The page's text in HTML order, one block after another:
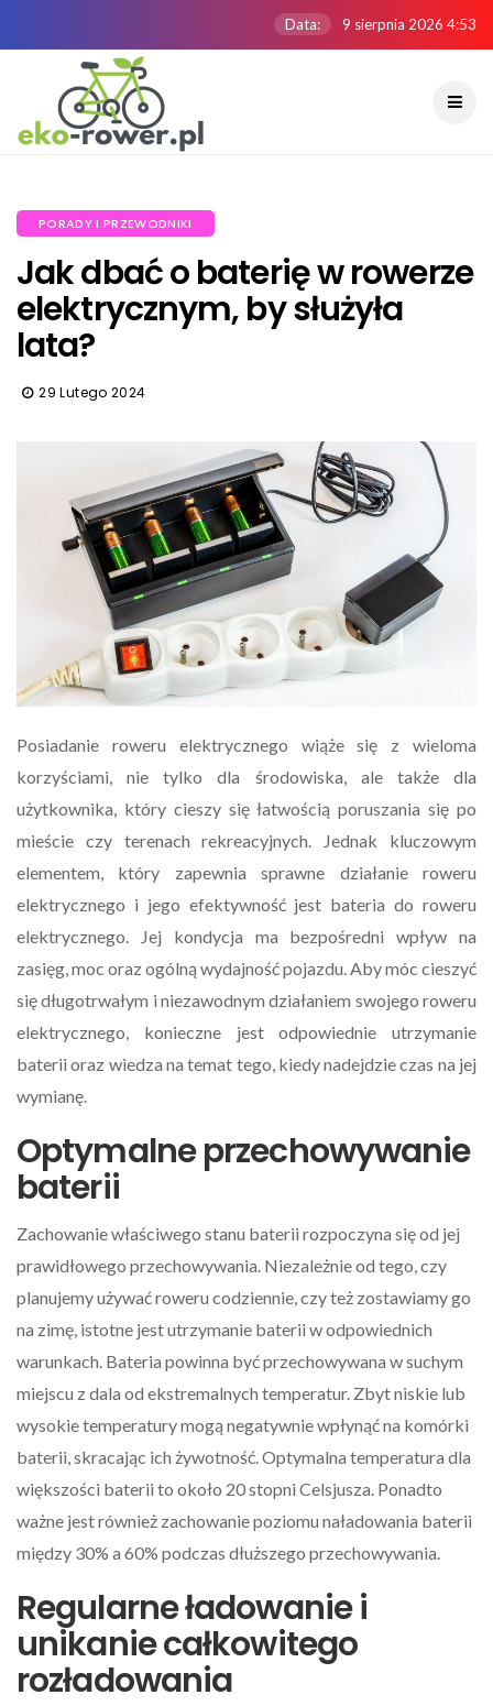
Data: 9 sierpnia 2026 4:53
PORADY I PRZEWODNIKI
Jak dbać o baterię w rowerze
elektrycznym, by służyła
lata?
29 Lutego 2024
Posiadanie roweru elektrycznego wiąże się z wieloma
korzyściami, nie tylko dla środowiska, ale także dla
użytkownika, który cieszy się łatwością poruszania się po
mieście czy terenach rekreacyjnych. Jednak kluczowym
elementem, który zapewnia sprawne działanie roweru
elektrycznego i jego efektywność jest bateria do roweru
elektrycznego. Jej kondycja ma bezpośredni wpływ na
zasięg, moc oraz ogólną wydajność pojazdu. Aby móc cieszyć
się długotrwałym i niezawodnym działaniem swojego roweru
elektrycznego, konieczne jest odpowiednie utrzymanie
baterii oraz wiedza na temat tego, kiedy nadejdzie czas na jej
wymianę.
Optymalne przechowywanie
baterii
Zachowanie właściwego stanu baterii rozpoczyna się od jej
prawidłowego przechowywania. Niezależnie od tego, czy
planujemy używać roweru codziennie, czy też zostawiamy go
na zimę, istotne jest utrzymanie baterii w odpowiednich
warunkach. Bateria powinna być przechowywana w suchym
miejscu z dala od ekstremalnych temperatur. Zbyt niskie lub
wysokie temperatury mogą negatywnie wpłynąć na komórki
baterii, skracając ich żywotność. Optymalna temperatura dla
większości baterii to około 20 stopni Celsjusza. Ponadto
ważne jest również zachowanie poziomu naładowania baterii
między 30% a 60% podczas dłuższego przechowywania.
Regularne ładowanie i
unikanie całkowitego
rozładowania